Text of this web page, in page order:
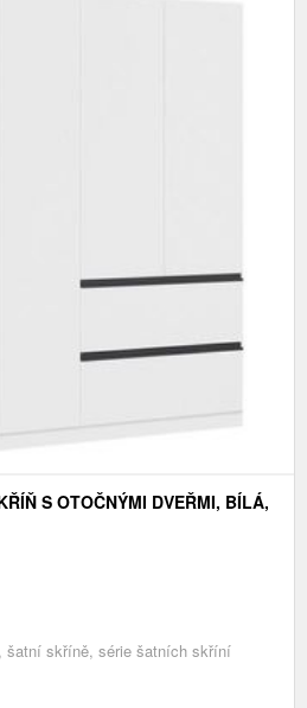
S OTOČNÝMI DVEŘMI, BÍLÁ,
šatní skříně, série šatních skříní